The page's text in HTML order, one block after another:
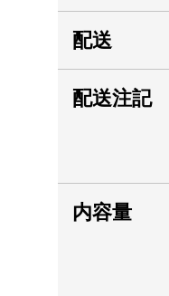
配送
配送注記
内容量